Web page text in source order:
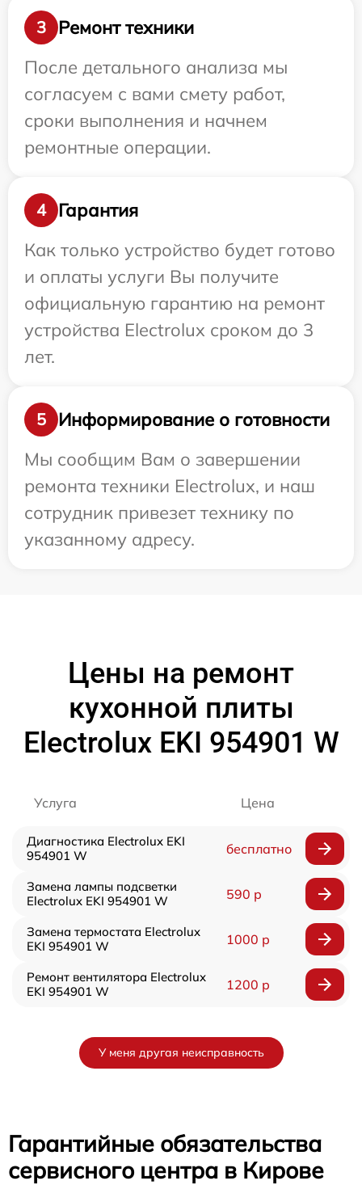
3
Ремонт техники
После детального анализа мы
согласуем с вами смету работ,
сроки выполнения и начнем
ремонтные операции.
4
Гарантия
Как только устройство будет готово
и оплаты услуги Вы получите
официальную гарантию на ремонт
устройства Electrolux сроком до 3
лет.
5
Информирование о готовности
Мы сообщим Вам о завершении
ремонта техники Electrolux, и наш
сотрудник привезет технику по
указанному адресу.
Цены на ремонт
кухонной плиты
Electrolux EKI 954901 W
Услуга Цена
Диагностика Electrolux EKI
954901 W
бесплатно
Замена лампы подсветки
Electrolux EKI 954901 W
590 р
Замена термостата Electrolux
EKI 954901 W
1000 р
Ремонт вентилятора Electrolux
EKI 954901 W
1200 р
У меня другая неисправность
Гарантийные обязательства
сервисного центра в Кирове